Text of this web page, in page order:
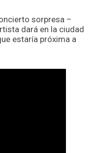
sorpresa –
dará en la ciudad
estaría próxima a